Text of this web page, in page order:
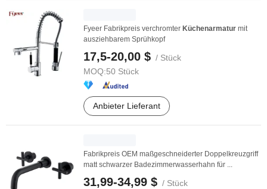
Fyeer Fabrikpreis verchromter Küchenarmatur mit
ausziehbarem Sprühkopf
17,5-20,00 $ / Stück
MOQ:50 Stück
Anbieter Lieferant
Fabrikpreis OEM maßgeschneiderter Doppelkreuzgriff
matt schwarzer Badezimmerwasserhahn für ...
31,99-34,99 $ / Stück